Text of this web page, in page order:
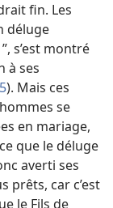
fin. Les
déluge
s’est montré
à ses
). Mais ces
se
en mariage,
que le déluge
averti ses
prêts, car c’est
le Fils de